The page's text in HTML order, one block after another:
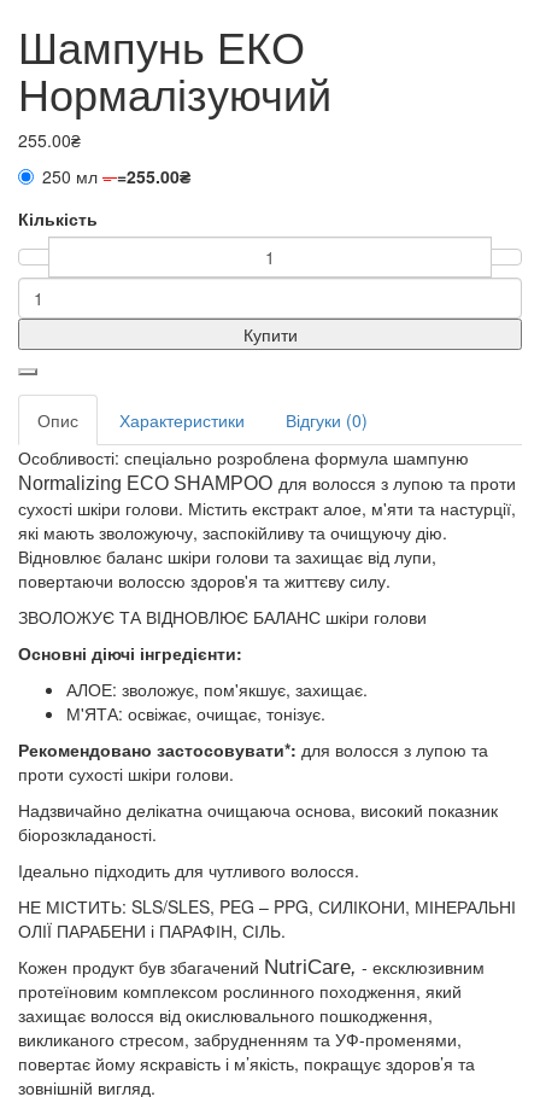
Шампунь ЕКО
Нормалізуючий
255.00₴
250 мл ==255.00₴
Кількість
Купити
Опис Характеристики
Відгуки (0)
Особливості: спеціально розроблена формула шампуню
Normalizing ECO SHAMPOO для волосся з лупою та проти
сухості шкіри голови. Містить екстракт алое, м'яти та настурції,
які мають зволожуючу, заспокійливу та очищуючу дію.
Відновлює баланс шкіри голови та захищає від лупи,
повертаючи волоссю здоров'я та життєву силу.
ЗВОЛОЖУЄ ТА ВІДНОВЛЮЄ БАЛАНС шкіри голови​
Основні діючі інгредієнти:​
АЛОЕ: зволожує, пом'якшує, захищає.​
М'ЯТА: освіжає, очищає, тонізує.
Рекомендовано застосовувати*: для волосся з лупою та
проти сухості шкіри голови.
Надзвичайно делікатна очищаюча основа,​ високий показник
біорозкладаності​.
Ідеально підходить для чутливого волосся.​
НЕ МІСТИТЬ:​ SLS/SLES, PEG – PPG, СИЛІКОНИ, МІНЕРАЛЬНІ
ОЛІЇ ПАРАБЕНИ і ПАРАФІН, СІЛЬ​.
Кожен продукт був збагачений​ NutriCare, - ексклюзивним
протеїновим комплексом​ рослинного походження, який
захищає волосся від окислювального пошкодження,
викликаного стресом, забрудненням та УФ-променями,
повертає йому яскравість і м’якість, покращує здоров’я та
зовнішній вигляд.